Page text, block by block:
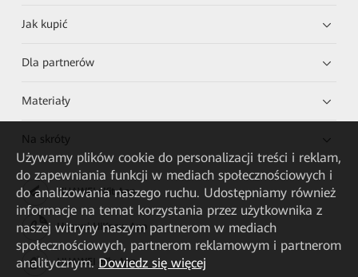
Jak kupić
Dla partnerów
Materiały
Na skróty
HUAWEI eKit App
Huawei HiKnow App
HUAWEI eFly App
Używamy plików cookie do personalizacji treści i reklam,
do zapewniania funkcji w mediach społecznościowych i
do analizowania naszego ruchu. Udostępniamy również
informacje na temat korzystania przez użytkownika z
naszej witryny naszym partnerom w mediach
społecznościowych, partnerom reklamowym i partnerom
analitycznym. Dowiedz się więcej